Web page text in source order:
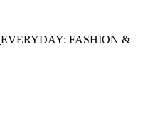
EVERYDAY: FASHION &